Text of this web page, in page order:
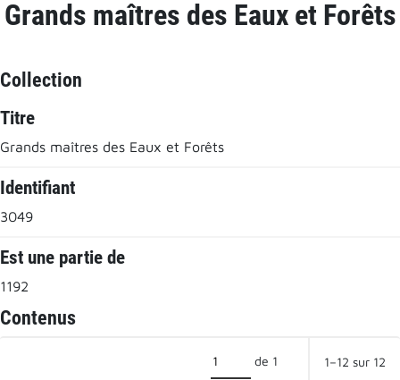
Grands maîtres des Eaux et Forêts
Collection
Titre
Grands maîtres des Eaux et Forêts
Identifiant
3049
Est une partie de
1192
Contenus
de 1 1–12 sur 12